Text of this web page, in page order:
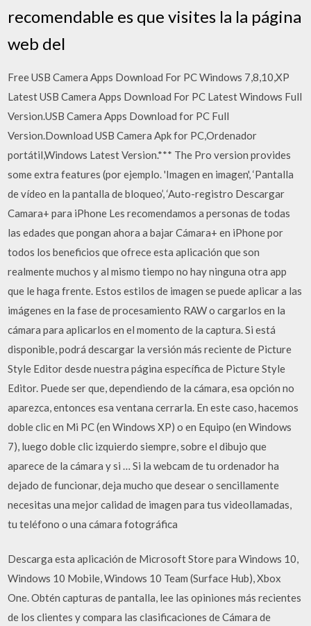
recomendable es que visites la la página
web del
Free USB Camera Apps Download For PC Windows 7,8,10,XP
Latest USB Camera Apps Download For PC Latest Windows Full
Version.USB Camera Apps Download for PC Full
Version.Download USB Camera Apk for PC,Ordenador
portátil,Windows Latest Version.*** The Pro version provides
some extra features (por ejemplo. 'Imagen en imagen', ‘Pantalla
de vídeo en la pantalla de bloqueo’, ‘Auto-registro Descargar
Camara+ para iPhone Les recomendamos a personas de todas
las edades que pongan ahora a bajar Cámara+ en iPhone por
todos los beneficios que ofrece esta aplicación que son
realmente muchos y al mismo tiempo no hay ninguna otra app
que le haga frente. Estos estilos de imagen se puede aplicar a las
imágenes en la fase de procesamiento RAW o cargarlos en la
cámara para aplicarlos en el momento de la captura. Si está
disponible, podrá descargar la versión más reciente de Picture
Style Editor desde nuestra página específica de Picture Style
Editor. Puede ser que, dependiendo de la cámara, esa opción no
aparezca, entonces esa ventana cerrarla. En este caso, hacemos
doble clic en Mi PC (en Windows XP) o en Equipo (en Windows
7), luego doble clic izquierdo siempre, sobre el dibujo que
aparece de la cámara y si … Si la webcam de tu ordenador ha
dejado de funcionar, deja mucho que desear o sencillamente
necesitas una mejor calidad de imagen para tus videollamadas,
tu teléfono o una cámara fotográfica
Descarga esta aplicación de Microsoft Store para Windows 10,
Windows 10 Mobile, Windows 10 Team (Surface Hub), Xbox
One. Obtén capturas de pantalla, lee las opiniones más recientes
de los clientes y compara las clasificaciones de Cámara de